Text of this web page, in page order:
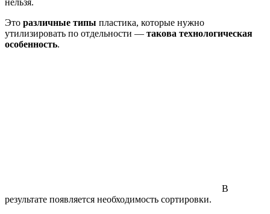
нельзя.
Это различные типы пластика, которые нужно
утилизировать по отдельности — такова технологическая
особенность.
В
результате появляется необходимость сортировки.